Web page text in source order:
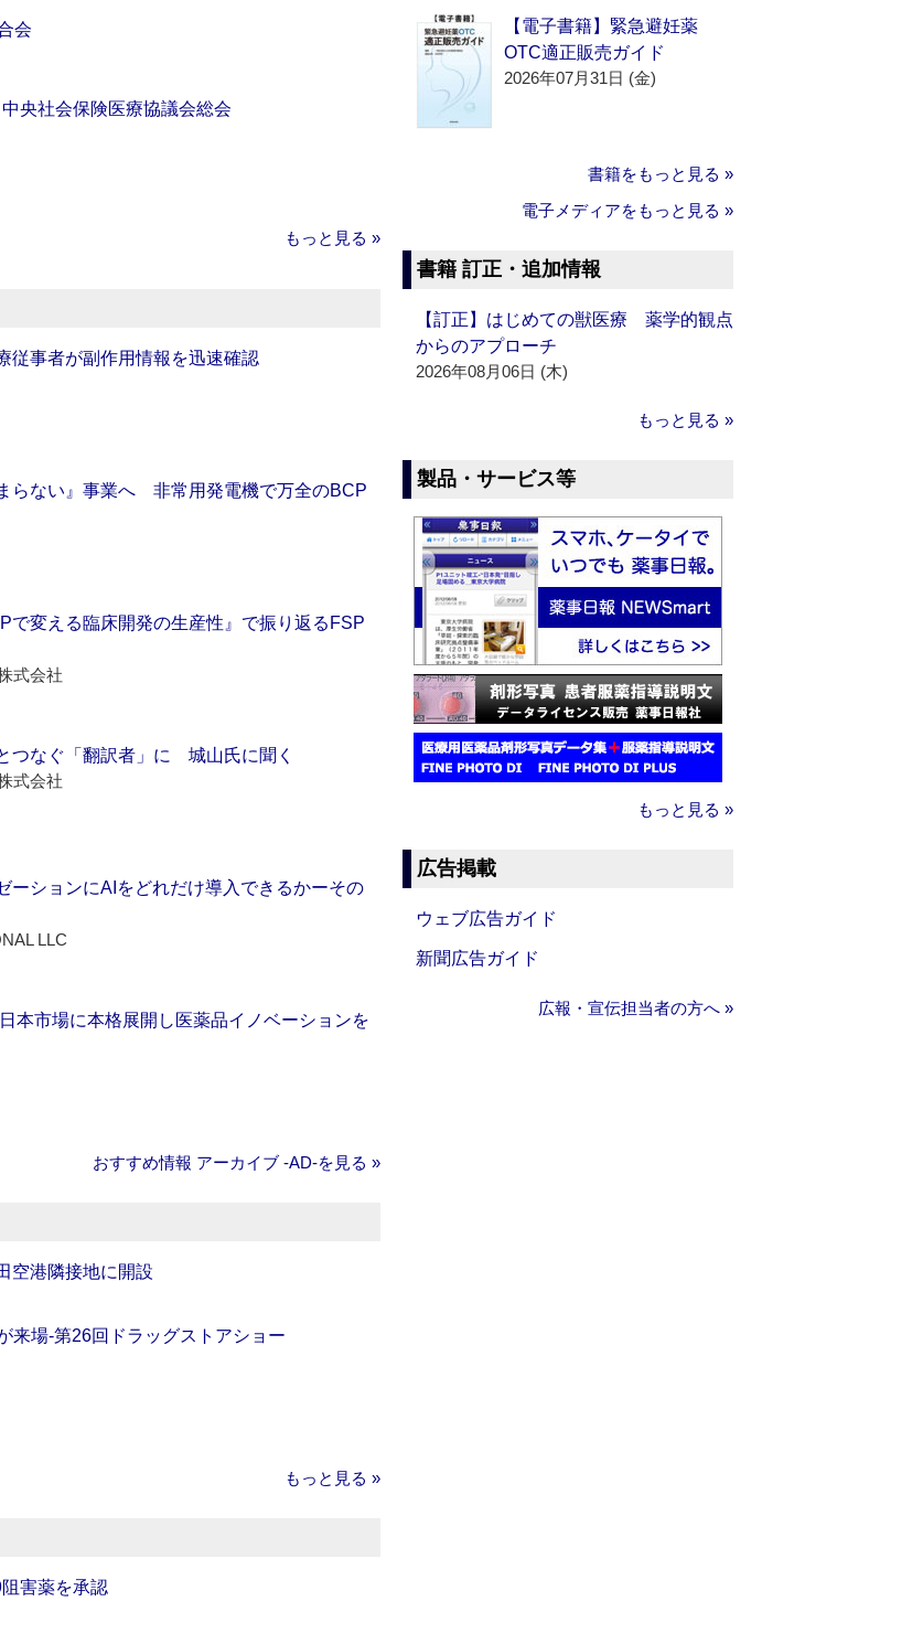
会
央社会保険医療協議会総会
もっと見る »
従事者が副作用情報を迅速確認
らない』事業へ 非常用発電機で万全のBCP
で変える臨床開発の生産性』で振り返るFSP
式会社
つなぐ「翻訳者」に 城山氏に聞く
式会社
ーションにAIをどれだけ導入できるかーその
LLC
本市場に本格展開し医薬品イノベーションを
おすすめ情報 アーカイブ ‐AD‐を見る »
空港隣接地に開設
来場‐第26回ドラッグストアショー
もっと見る »
害薬を承認
【電子書籍】緊急避妊薬
OTC適正販売ガイド
2026年07月31日 (金)
書籍をもっと見る »
電子メディアをもっと見る »
書籍 訂正・追加情報
【訂正】はじめての獣医療 薬学的観点
からのアプローチ
2026年08月06日 (木)
もっと見る »
製品・サービス等
もっと見る »
広告掲載
ウェブ広告ガイド
新聞広告ガイド
広報・宣伝担当者の方へ »